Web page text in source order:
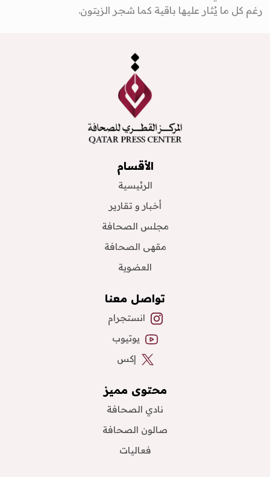
رغم كل ما يُثار عليها باقية كما شجر الزيتون.
الأقسام
الرئيسية
أخبار و تقارير
مجلس الصحافة
مقهى الصحافة
العضوية
تواصل معنا
انستجرام
يوتيوب
إكس
محتوى مميز
نادي الصحافة
صالون الصحافة
فعاليات